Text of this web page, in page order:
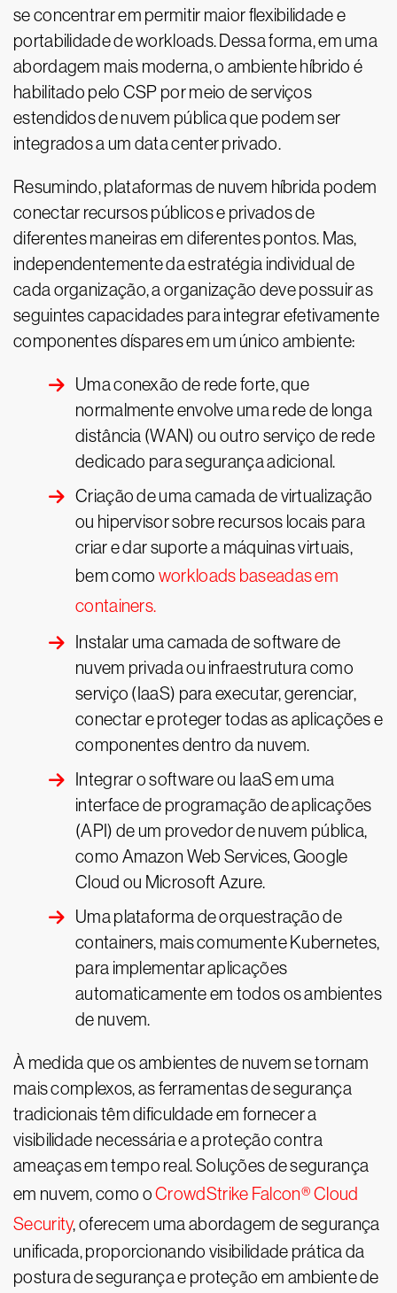
se concentrar em permitir maior flexibilidade e
portabilidade de workloads. Dessa forma, em uma
abordagem mais moderna, o ambiente híbrido é
habilitado pelo CSP por meio de serviços
estendidos de nuvem pública que podem ser
integrados a um data center privado.
Resumindo, plataformas de nuvem híbrida podem
conectar recursos públicos e privados de
diferentes maneiras em diferentes pontos. Mas,
independentemente da estratégia individual de
cada organização, a organização deve possuir as
seguintes capacidades para integrar efetivamente
componentes díspares em um único ambiente:
Uma conexão de rede forte, que
normalmente envolve uma rede de longa
distância (WAN) ou outro serviço de rede
dedicado para segurança adicional.
Criação de uma camada de virtualização
ou hipervisor sobre recursos locais para
criar e dar suporte a máquinas virtuais,
bem como workloads baseadas em
containers.
Instalar uma camada de software de
nuvem privada ou infraestrutura como
serviço (IaaS) para executar, gerenciar,
conectar e proteger todas as aplicações e
componentes dentro da nuvem.
Integrar o software ou IaaS em uma
interface de programação de aplicações
(API) de um provedor de nuvem pública,
como Amazon Web Services, Google
Cloud ou Microsoft Azure.
Uma plataforma de orquestração de
containers, mais comumente Kubernetes,
para implementar aplicações
automaticamente em todos os ambientes
de nuvem.
À medida que os ambientes de nuvem se tornam
mais complexos, as ferramentas de segurança
tradicionais têm dificuldade em fornecer a
visibilidade necessária e a proteção contra
ameaças em tempo real. Soluções de segurança
em nuvem, como oCrowdStrike Falcon® Cloud
Security, oferecem uma abordagem de segurança
unificada, proporcionando visibilidade prática da
postura de segurança e proteção em ambiente de